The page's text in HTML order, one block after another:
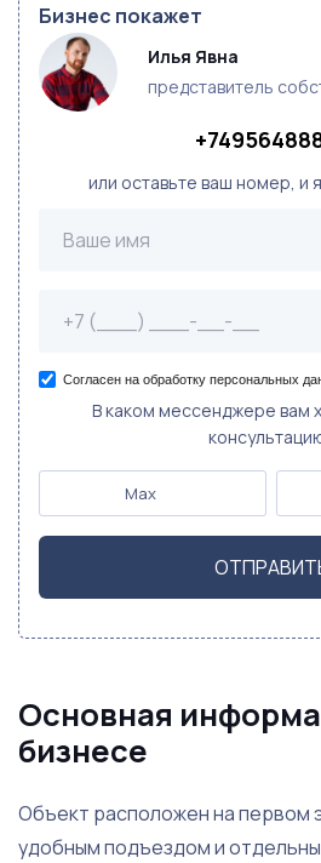
Бизнес покажет
Илья Явна
представитель
или оставьте ваш номер, и
Согласен на обработку персональных
В каком мессенджере вам
Max
Основная
бизнесе
Объект расположен на первом
удобным подъездом и